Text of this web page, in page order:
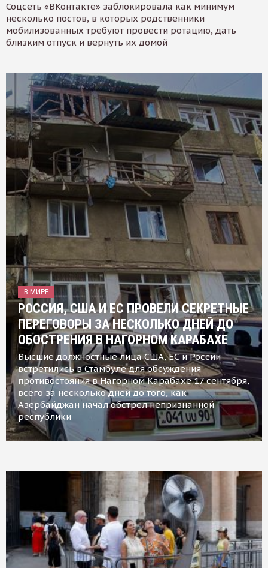
Соцсеть «ВКонтакте» заблокировала как минимум
несколько постов, в которых родственники
мобилизованных требуют провести ротацию, дать
близким отпуск и вернуть их домой
В МИРЕ
РОССИЯ, США И ЕС ПРОВЕЛИ СЕКРЕТНЫЕ
ПЕРЕГОВОРЫ ЗА НЕСКОЛЬКО ДНЕЙ ДО
ОБОСТРЕНИЯ В НАГОРНОМ КАРАБАХЕ
Высшие должностные лица США, ЕС и России
встретились в Стамбуле для обсуждения
противостояния в Нагорном Карабахе 17 сентября,
всего за несколько дней до того, как
Азербайджан начал обстрел непризнанной
республики